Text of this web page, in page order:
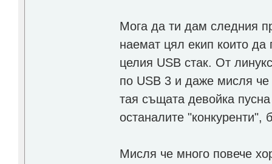
Мога да ти дам следния
наемат цял екип които
целия USB стак. От
по USB 3 и даже мисля
тая същата девойка
останалите "конкуренти",
Мисля че много повече